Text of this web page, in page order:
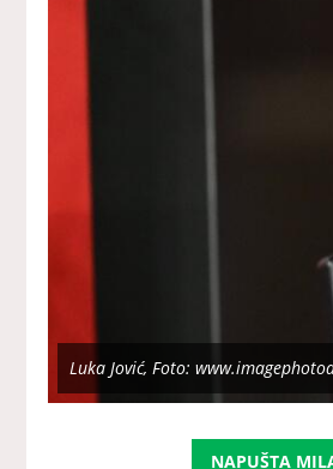
Luka Jović, Foto:
NAPUŠTA